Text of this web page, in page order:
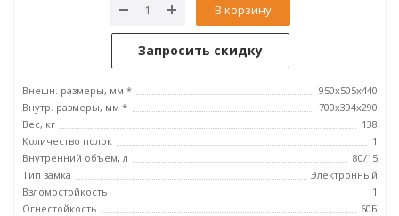
В корзину
Запросить скидку
Внешн. размеры, мм *
950x505x440
Внутр. размеры, мм *
700х394х290
Вес, кг
138
Количество полок
1
Внутренний объем, л
80/15
Тип замка
Электронный
Взломостойкость
1
Огнестойкость
60Б